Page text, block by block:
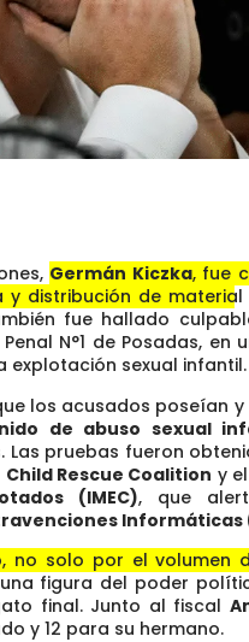
Germán Kiczka, fue
y distribución de
fue hallado
N°1 de Posadas, en
explotación sexual infantil.
los acusados poseían
de abuso sexual
pruebas fueron
Child Rescue Coalition y el
(IMEC), que
Informáticas
, no solo por el volumen
figura del poder
final. Junto al fiscal
y 12 para su hermano.